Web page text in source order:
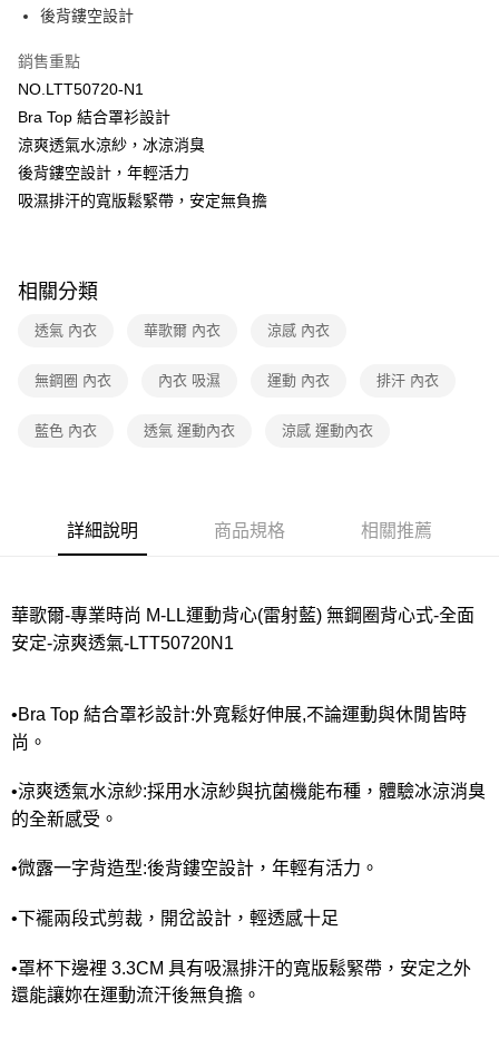
運送方式
付款後全家取貨
每筆NT$80，滿NT$1,000(含以上)免運費
7-11取貨付款
每筆NT$80，滿NT$1,000(含以上)免運費
宅配
每筆NT$220
後背鏤空設計
銷售重點
NO.LTT50720-N1
Bra Top 結合罩衫設計
涼爽透氣水涼紗，冰涼消臭
後背鏤空設計，年輕活力
吸濕排汗的寬版鬆緊帶，安定無負擔
相關分類
透氣 內衣 華歌爾 內衣 涼感 內衣
無鋼圈 內衣 內衣 吸濕 運動 內衣 排汗 內衣
藍色 內衣 透氣 運動內衣 涼感 運動內衣
詳細說明 商品規格 相關推薦
華歌爾-專業時尚 M-LL運動背心(雷射藍) 無鋼圈背心式-全面
安定-涼爽透氣-LTT50720N1
•Bra Top 結合罩衫設計:外寬鬆好伸展,不論運動與休閒皆時
尚。
•涼爽透氣水涼紗:採用水涼紗與抗菌機能布種，體驗冰涼消臭
的全新感受。
•微露一字背造型:後背鏤空設計，年輕有活力。
•下襬兩段式剪裁，開岔設計，輕透感十足
•罩杯下邊裡 3.3CM 具有吸濕排汗的寬版鬆緊帶，安定之外
還能讓妳在運動流汗後無負擔。